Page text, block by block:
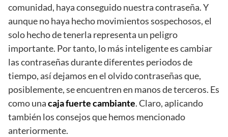
comunidad, haya conseguido nuestra contraseña. Y
aunque no haya hecho movimientos sospechosos, el
solo hecho de tenerla representa un peligro
importante. Por tanto, lo más inteligente es cambiar
las contraseñas durante diferentes periodos de
tiempo, así dejamos en el olvido contraseñas que,
posiblemente, se encuentren en manos de terceros. Es
como unacaja fuerte cambiante. Claro, aplicando
también los consejos que hemos mencionado
anteriormente.